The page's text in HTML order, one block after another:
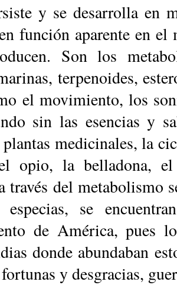
y se desarrolla en
función aparente en
Son los
terpenoides,
el movimiento, los
sin las esencias y
medicinales, la
opio, la bellado­na,
través del metabolismo
se
de América, pues
don­de abundaban
y desgracias,